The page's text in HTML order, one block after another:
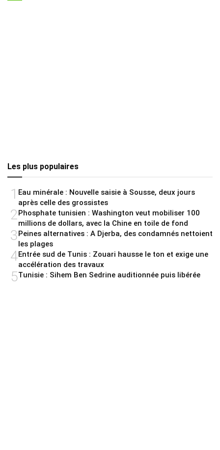
Les plus populaires
1 Eau minérale : Nouvelle saisie à Sousse, deux jours
après celle des grossistes
2Phosphate tunisien : Washington veut mobiliser 100
millions de dollars, avec la Chine en toile de fond
3Peines alternatives : A Djerba, des condamnés nettoient
les plages
4Entrée sud de Tunis : Zouari hausse le ton et exige une
accélération des travaux
5Tunisie : Sihem Ben Sedrine auditionnée puis libérée